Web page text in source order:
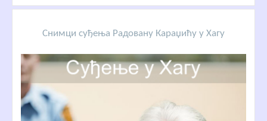
Снимци суђења Радовану Караџићу у Хагу